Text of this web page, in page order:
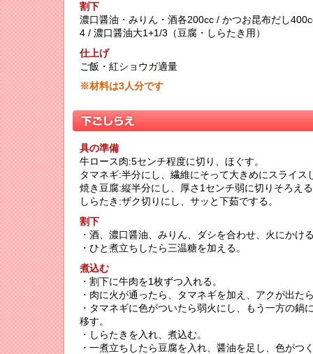
割下
濃口醤油・みりん・酒各200cc / かつお昆布だし
4 / 濃口醤油大1+1/3（豆腐・しらたき用）
仕上げ
ご飯・紅ショウガ適量
※材料は3人分です
具の準備
牛ロース肉:5センチ程度に切り、ほぐす。
タマネギ:半分にし、繊維にそって大きめにスライス
焼き豆腐:縦半分にし、厚さ1センチ弱に切りそろえ
しらたき:ザク切りにし、サッと下茹でする。
割下
・酒、濃口醤油、みりん、ダシを合わせ、火にかけ
・ひと煮立ちしたら三温糖を加える。
煮込む
・割下に牛肉を1枚ずつ入れる。
・肉に火が通ったら、タマネギを加え、アクが出た
・タマネギに色がついたら弱火にし、もう一方の鍋
移す。
・しらたきを入れ、煮込む。
・一煮立ちしたら豆腐を入れ、醤油を足し、色がつ